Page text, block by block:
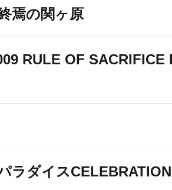
焉の関ヶ原
RULE OF SACRIFICE
ラダイスCELEBRATION